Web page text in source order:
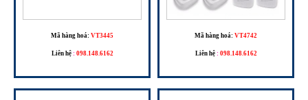
Mã hàng hoá: VT3445
Liên hệ : 098.148.6162
Mã hàng hoá: VT4742
Liên hệ : 098.148.6162